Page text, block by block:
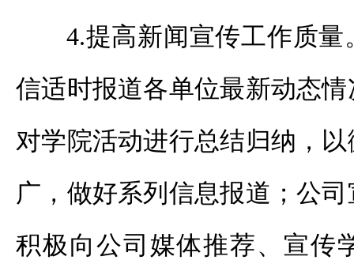
4.提高新闻宣传工作质
信适时报道各单位最新动态
对学院活动进行总结归纳，
广，做好系列信息报道；公
积极向公司媒体推荐、宣传